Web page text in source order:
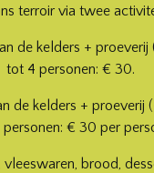
terroir via twee
de kelders + proeverij
tot 4 personen: € 30.
de kelders + proeverij
personen: € 30 per
vleeswaren, brood,